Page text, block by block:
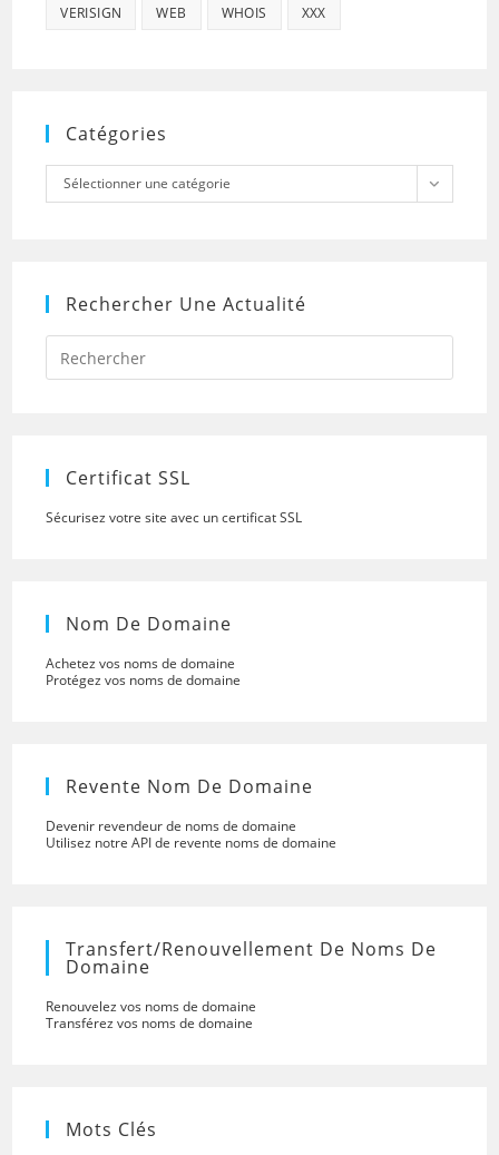
VERISIGN WEB WHOIS XXX
Catégories
Catégories
Sélectionner une catégorie
Rechercher Une Actualité
Press
to
Certificat SSL
Sécurisez votre site avec un certificat SSL
Nom De Domaine
Achetez vos noms de domaine
Protégez vos noms de domaine
Revente Nom De Domaine
Devenir revendeur de noms de domaine
Utilisez notre API de revente noms de domaine
Transfert/renouvellement De Noms De
Domaine
Renouvelez vos noms de domaine
Transférez vos noms de domaine
Mots Clés